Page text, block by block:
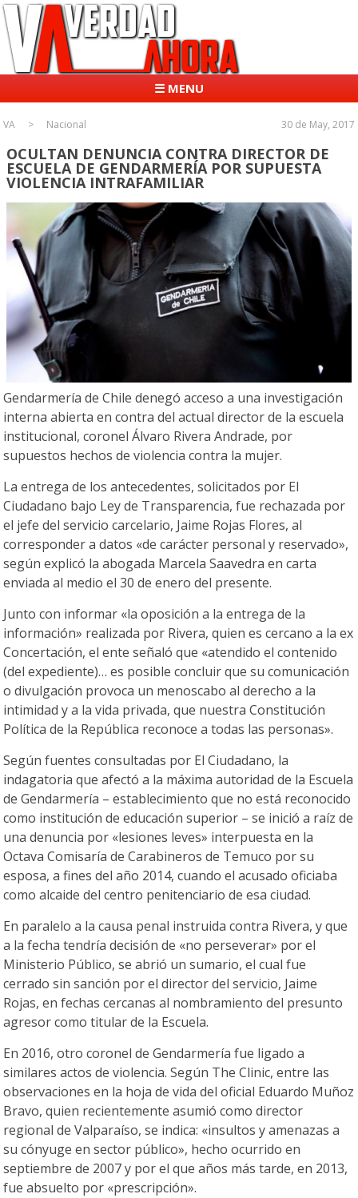
☰ MENU
VA Nacional 30 de May, 2017
OCULTAN DENUNCIA CONTRA DIRECTOR DE
ESCUELA DE GENDARMERÍA POR SUPUESTA
VIOLENCIA INTRAFAMILIAR
Gendarmería de Chile denegó acceso a una investigación
interna abierta en contra del actual director de la escuela
institucional, coronel Álvaro Rivera Andrade, por
supuestos hechos de violencia contra la mujer.
La entrega de los antecedentes, solicitados por El
Ciudadano bajo Ley de Transparencia, fue rechazada por
el jefe del servicio carcelario, Jaime Rojas Flores, al
corresponder a datos «de carácter personal y reservado»,
según explicó la abogada Marcela Saavedra en carta
enviada al medio el 30 de enero del presente.
Junto con informar «la oposición a la entrega de la
información» realizada por Rivera, quien es cercano a la ex
Concertación, el ente señaló que «atendido el contenido
(del expediente)… es posible concluir que su comunicación
o divulgación provoca un menoscabo al derecho a la
intimidad y a la vida privada, que nuestra Constitución
Política de la República reconoce a todas las personas».
Según fuentes consultadas por El Ciudadano, la
indagatoria que afectó a la máxima autoridad de la Escuela
de Gendarmería – establecimiento que no está reconocido
como institución de educación superior – se inició a raíz de
una denuncia por «lesiones leves» interpuesta en la
Octava Comisaría de Carabineros de Temuco por su
esposa, a fines del año 2014, cuando el acusado oficiaba
como alcaide del centro penitenciario de esa ciudad.
En paralelo a la causa penal instruida contra Rivera, y que
a la fecha tendría decisión de «no perseverar» por el
Ministerio Público, se abrió un sumario, el cual fue
cerrado sin sanción por el director del servicio, Jaime
Rojas, en fechas cercanas al nombramiento del presunto
agresor como titular de la Escuela.
En 2016, otro coronel de Gendarmería fue ligado a
similares actos de violencia. Según The Clinic, entre las
observaciones en la hoja de vida del oficial Eduardo Muñoz
Bravo, quien recientemente asumió como director
regional de Valparaíso, se indica: «insultos y amenazas a
su cónyuge en sector público», hecho ocurrido en
septiembre de 2007 y por el que años más tarde, en 2013,
fue absuelto por «prescripción».